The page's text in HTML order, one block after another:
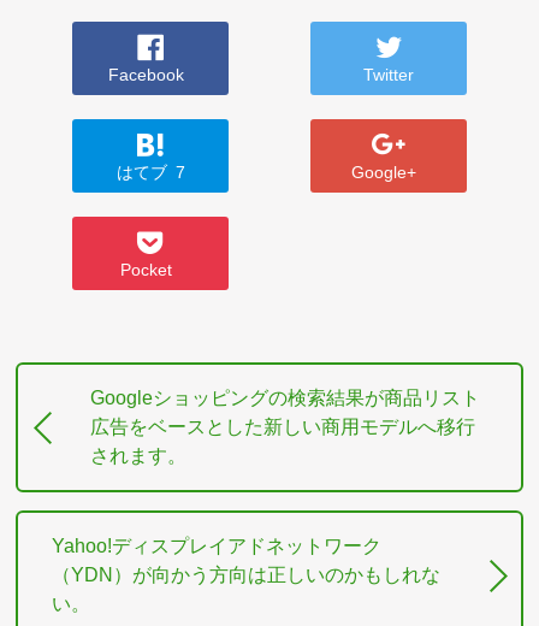
Facebook Twitter
はてブ 7 Google+
Pocket
Googleショッピングの検索結果が商品リスト
広告をベースとした新しい商用モデルへ移行
されます。
Yahoo!ディスプレイアドネットワーク
（YDN）が向かう方向は正しいのかもしれな
い。